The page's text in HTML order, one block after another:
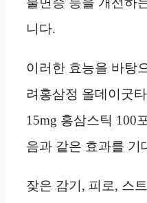
니다.
이러한 효능을 바탕
려홍삼정 올데이굿
15mg 홍삼스틱 100
음과 같은 효과를 기
잦은 감기, 피로, 스